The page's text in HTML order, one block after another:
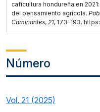
caficultura hondureña en
del pensamiento agrícola.
Caminantes, 21, 173–193.
Número
Vol. 21 (2025)